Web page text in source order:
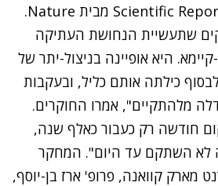
Scientific מבית Nature.
שתעשיית הנחושת העתיקה
היא אופיינה בניצול-יתר של
כילתה אותם כליל, ובעקבות
מלהתקיים", אמרו החוקרים.
חודשה רק כעבור כאלף שנה,
לא השתקם עד היום". המחקר
מארק קוואנה, פרופ' ארז בן-יוסף,